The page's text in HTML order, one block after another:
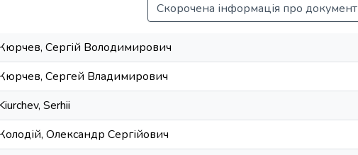
Скорочена інформація про документ
Сергій Володимирович
Сергей Владимирович
Serhii
Олександр Сергійович